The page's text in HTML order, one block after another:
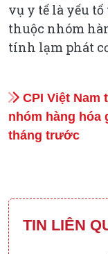
vụ y tế là yếu
thuộc nhóm
tính lạm phát
CPI Việt Nam
nhóm hàng hóa
tháng trước
TIN LIÊN